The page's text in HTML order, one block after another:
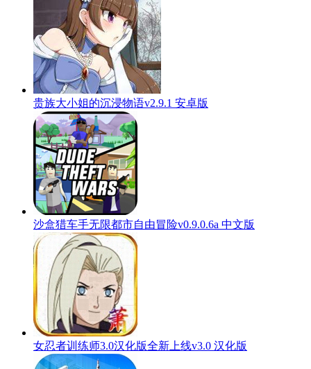
贵族大小姐的沉浸物语v2.9.1 安卓版
沙盒猎车手无限都市自由冒险v0.9.0.6a 中文版
女忍者训练师3.0汉化版全新上线v3.0 汉化版